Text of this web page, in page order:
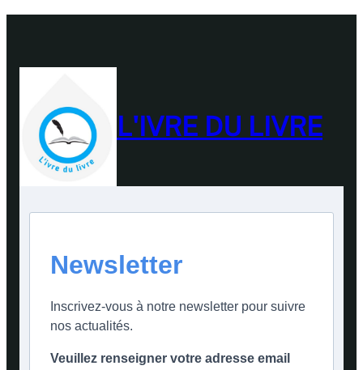
L'IVRE DU LIVRE
Newsletter
Inscrivez-vous à notre newsletter pour suivre
nos actualités.
Veuillez renseigner votre adresse email